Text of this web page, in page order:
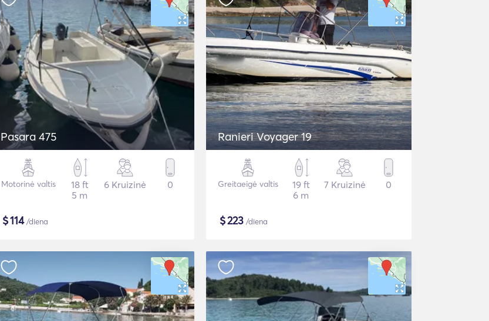
Pasara 475
Motorinė valtis
18 ft
5 m
6 Kruizinė 0
$114/diena
Ranieri Voyager 19
Greitaeigė valtis
19 ft
6 m
7 Kruizinė 0
$223 /diena